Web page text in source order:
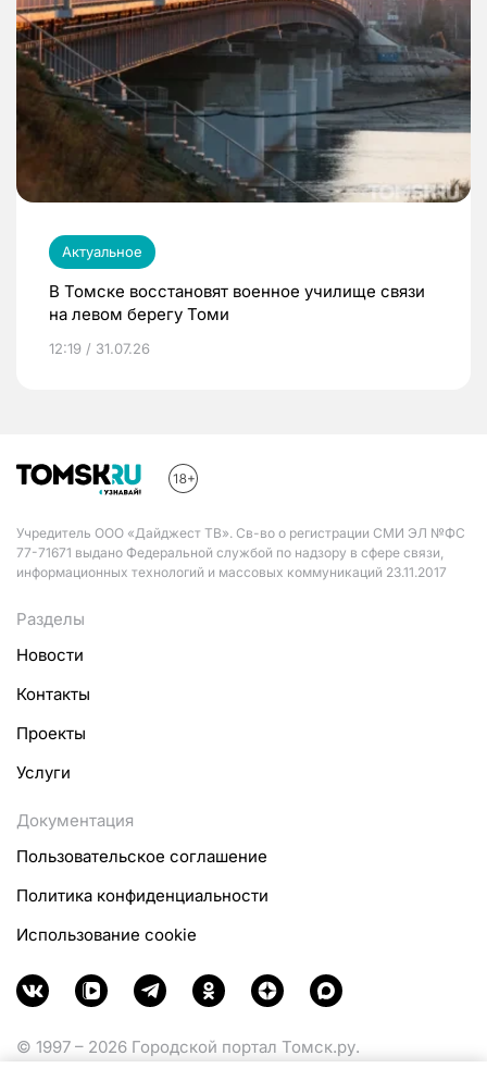
Актуальное
В Томске восстановят военное училище связи
на левом берегу Томи
12:19 / 31.07.26
Учредитель ООО «Дайджест ТВ». Св-во о регистрации СМИ ЭЛ №ФС
77-71671 выдано Федеральной службой по надзору в сфере связи,
информационных технологий и массовых коммуникаций 23.11.2017
Разделы
Новости
Контакты
Проекты
Услуги
Документация
Пользовательское соглашение
Политика конфиденциальности
Использование cookie
© 1997 – 2026 Городской портал Томск.ру.